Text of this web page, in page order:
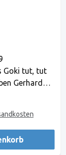
Goki tut, tut
Gerhard
Im
kleinen